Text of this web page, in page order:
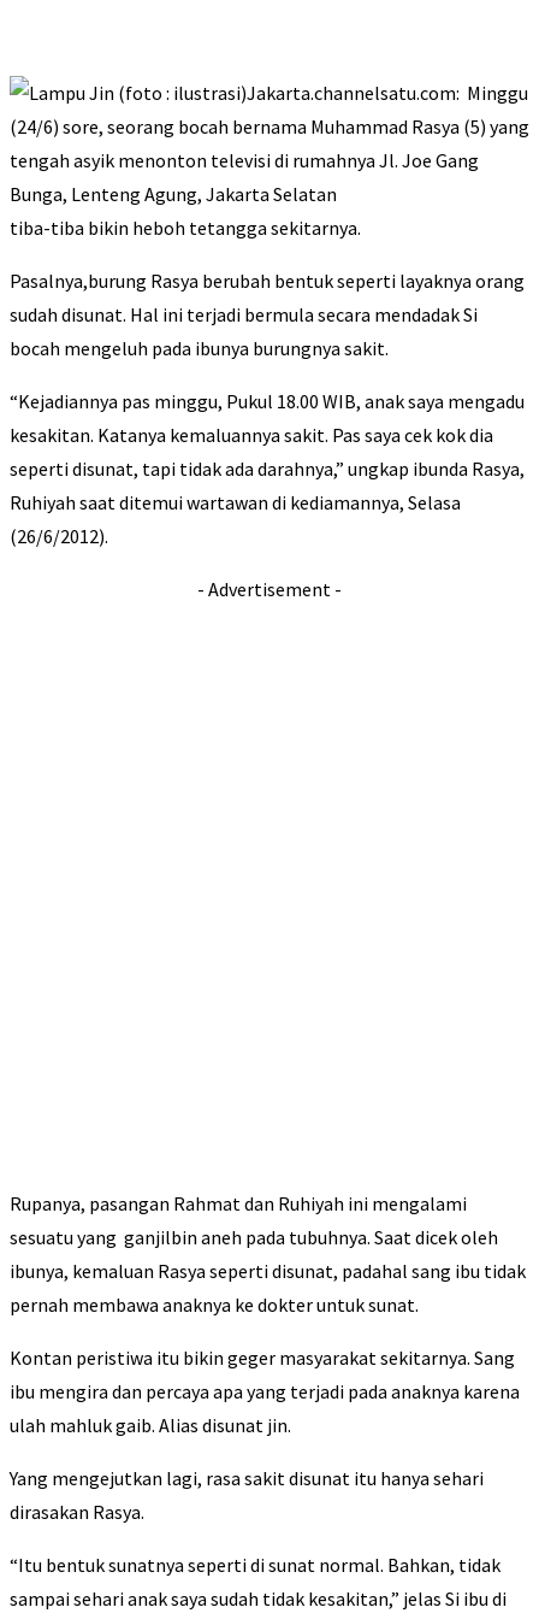
Jakarta.channelsatu.com: Minggu
(24/6) sore, seorang bocah bernama Muhammad Rasya (5) yang
tengah asyik menonton televisi di rumahnya Jl. Joe Gang
Bunga, Lenteng Agung, Jakarta Selatan
tiba-tiba bikin heboh tetangga sekitarnya.
Pasalnya,burung Rasya berubah bentuk seperti layaknya orang
sudah disunat. Hal ini terjadi bermula secara mendadak Si
bocah mengeluh pada ibunya burungnya sakit.
“Kejadiannya pas minggu, Pukul 18.00 WIB, anak saya mengadu
kesakitan. Katanya kemaluannya sakit. Pas saya cek kok dia
seperti disunat, tapi tidak ada darahnya,” ungkap ibunda Rasya,
Ruhiyah saat ditemui wartawan di kediamannya, Selasa
(26/6/2012).
- Advertisement -
Rupanya, pasangan Rahmat dan Ruhiyah ini mengalami
sesuatu yang ganjilbin aneh pada tubuhnya. Saat dicek oleh
ibunya, kemaluan Rasya seperti disunat, padahal sang ibu tidak
pernah membawa anaknya ke dokter untuk sunat.
Kontan peristiwa itu bikin geger masyarakat sekitarnya. Sang
ibu mengira dan percaya apa yang terjadi pada anaknya karena
ulah mahluk gaib. Alias disunat jin.
Yang mengejutkan lagi, rasa sakit disunat itu hanya sehari
dirasakan Rasya.
“Itu bentuk sunatnya seperti di sunat normal. Bahkan, tidak
sampai sehari anak saya sudah tidak kesakitan,” jelas Si ibu di